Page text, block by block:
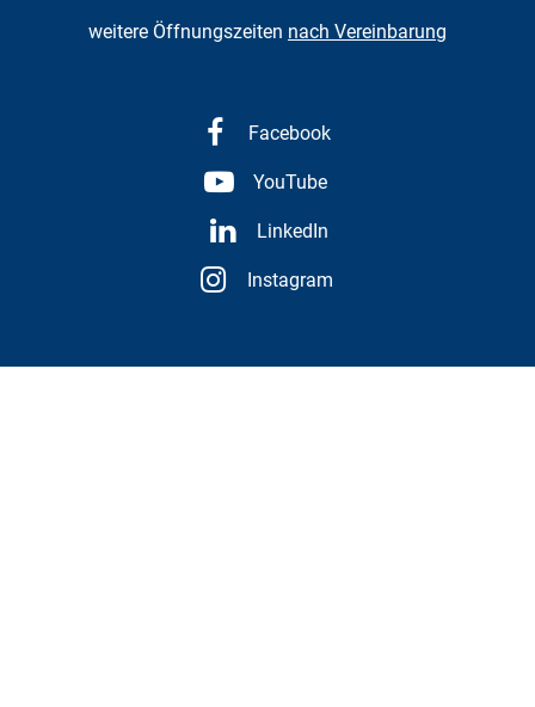
weitere Öffnungszeiten nach Vereinbarung
Facebook
YouTube
LinkedIn
Instagram